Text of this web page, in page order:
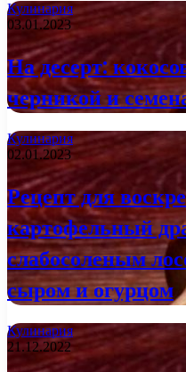
Кулинария
03.01.2023
На десерт:
черникой и
Кулинария
02.01.2023
Рецепт для
картофельный
слабосоленым
сыром и огурцом
Кулинария
21.12.2022